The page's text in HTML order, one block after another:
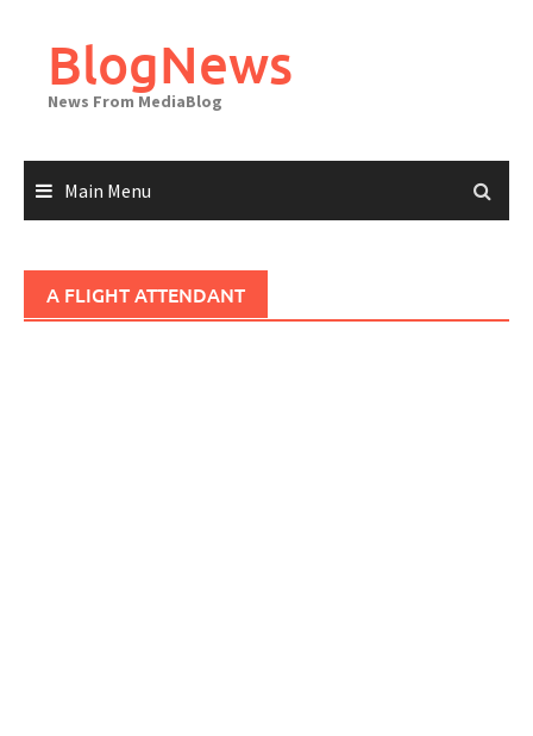
contentBlogNews
News From MediaBlog
Main Menu
A FLIGHT ATTENDANT